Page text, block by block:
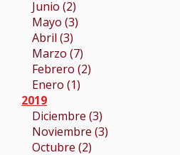
Junio (2)
Mayo (3)
Abril (3)
Marzo (7)
Febrero (2)
Enero (1)
2019
Diciembre (3)
Noviembre (3)
Octubre (2)